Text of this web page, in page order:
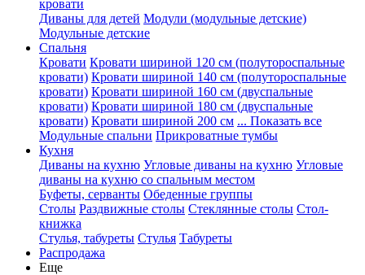
кровати
Диваны для детей Модули (модульные детские)
Модульные детские
Спальня
Кровати Кровати шириной 120 см (полутороспальные
кровати) Кровати шириной 140 см (полутороспальные
кровати) Кровати шириной 160 см (двуспальные
кровати) Кровати шириной 180 см (двуспальные
кровати) Кровати шириной 200 см ... Показать все
Модульные спальни Прикроватные тумбы
Кухня
Диваны на кухню Угловые диваны на кухню Угловые
диваны на кухню со спальным местом
Буфеты, серванты Обеденные группы
Столы Раздвижные столы Стеклянные столы Стол-
книжка
Стулья, табуреты Стулья Табуреты
Распродажа
Еще